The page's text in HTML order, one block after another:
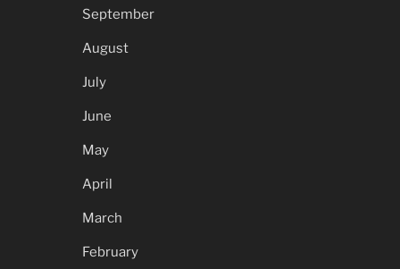
September
August
July
June
May
April
March
February